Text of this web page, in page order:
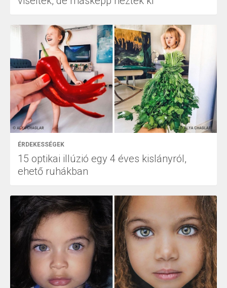
ÉRDEKESSÉGEK
15 optikai illúzió egy 4 éves kislányról,
ehető ruhákban